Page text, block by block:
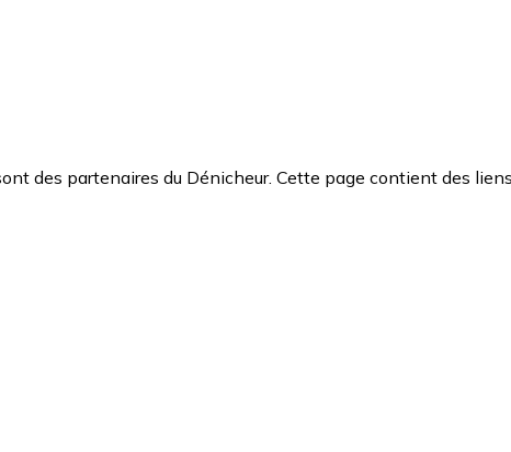
des partenaires du Dénicheur. Cette page contient des